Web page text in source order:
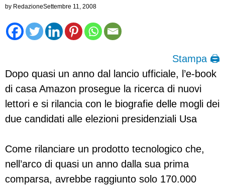
by RedazioneSettembre 11, 2008
Stampa 🖨
Dopo quasi un anno dal lancio ufficiale, l’e-book
di casa Amazon prosegue la ricerca di nuovi
lettori e si rilancia con le biografie delle mogli dei
due candidati alle elezioni presidenziali Usa
Come rilanciare un prodotto tecnologico che,
nell’arco di quasi un anno dalla sua prima
comparsa, avrebbe raggiunto solo 170.000